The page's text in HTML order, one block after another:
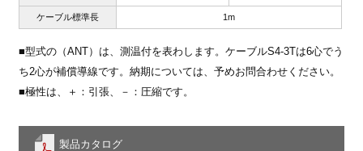
ケーブル標準長 1m
■型式の（ANT）は、測温付を表わします。ケーブルS4-3Tは6心でう
ち2心が補償導線です。納期については、予めお問合わせください。
■極性は、＋：引張、－：圧縮です。
製品カタログ